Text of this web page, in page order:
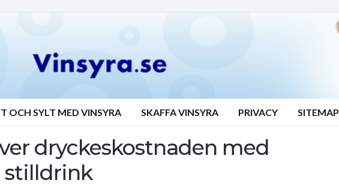
OCH SYLT MED VINSYRA SKAFFA VINSYRA PRIVACY SITEMAP
dryckeskostnaden med
stilldrink